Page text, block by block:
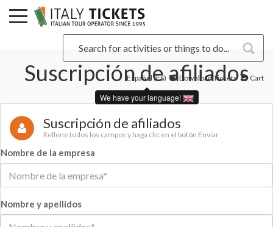
Español (ES)
We have your language!
Download Tickets Cart
Suscripción de afiliados
Suscripción de afiliados
Rellene todos los campos y haga clic en el botón Enviar
Nombre de la empresa
Nombre y apellidos